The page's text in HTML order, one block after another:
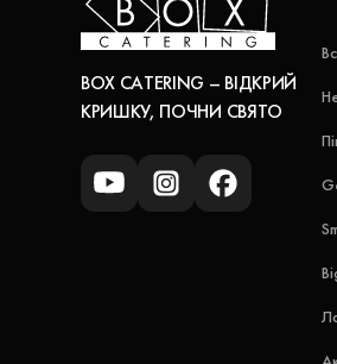
BOX CATERING – ВІДКРИЙ
КРИШКУ, ПОЧНИ СВЯТО